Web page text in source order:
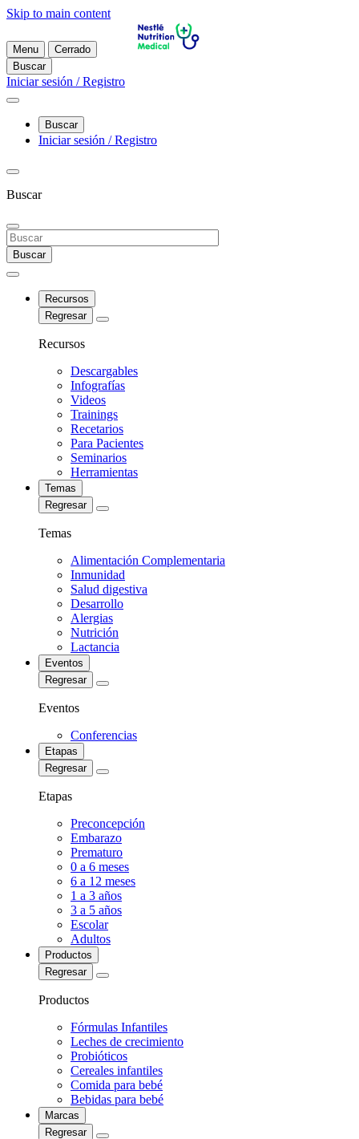
Skip to main content
Menu
Cerrado
Buscar
Iniciar sesión / Registro
Buscar
Iniciar sesión / Registro
Buscar
Buscar
Recursos
Regresar
Recursos
Descargables
Infografías
Videos
Trainings
Recetarios
Para Pacientes
Seminarios
Herramientas
Temas
Regresar
Temas
Alimentación Complementaria
Inmunidad
Salud digestiva
Desarrollo
Alergias
Nutrición
Lactancia
Eventos
Regresar
Eventos
Conferencias
Etapas
Regresar
Etapas
Preconcepción
Embarazo
Prematuro
0 a 6 meses
6 a 12 meses
1 a 3 años
3 a 5 años
Escolar
Adultos
Productos
Regresar
Productos
Fórmulas Infantiles
Leches de crecimiento
Probióticos
Cereales infantiles
Comida para bebé
Bebidas para bebé
Marcas
Regresar